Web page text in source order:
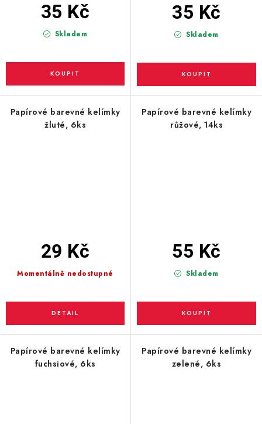
Skladem
35 Kč
Skladem
35 Kč
Papírové barevné kelímky
žluté, 6ks
Momentálně nedostupné
29 Kč
Papírové barevné kelímky
růžové, 14ks
Skladem
55 Kč
Papírové barevné kelímky
fuchsiové, 6ks
Papírové barevné kelímky
zelené, 6ks